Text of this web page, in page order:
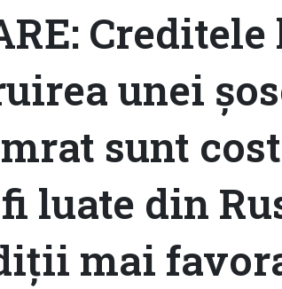
Creditele
unei
sunt
luate din
mai